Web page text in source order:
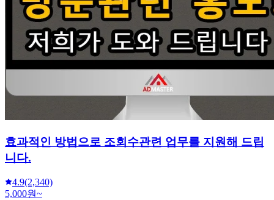
효과적인 방법으로 조회수관련 업무를 지원해 드립
니다.
4.9(2,340)
5,000원~